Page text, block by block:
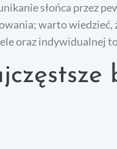
słońca przez
warto wiedzieć,
oraz indywidualnej